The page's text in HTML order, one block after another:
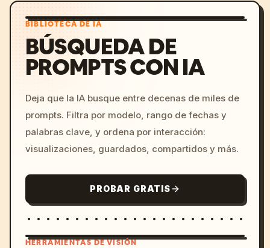
BIBLIOTECA DE IA
BÚSQUEDA DE
PROMPTS CON IA
Deja que la IA busque entre decenas de miles de
prompts. Filtra por modelo, rango de fechas y
palabras clave, y ordena por interacción:
visualizaciones, guardados, compartidos y más.
PROBAR GRATIS
HERRAMIENTAS DE VISIÓN